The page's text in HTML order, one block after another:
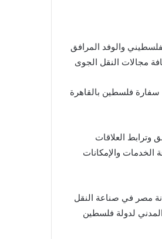
والوفد المرافق
مجالات النقل الجوى
سفارة فلسطين بالقاهرة
وترابط العلاقات
الخدمات والإمكانات
مصر في صناعة النقل
لدولة فلسطين